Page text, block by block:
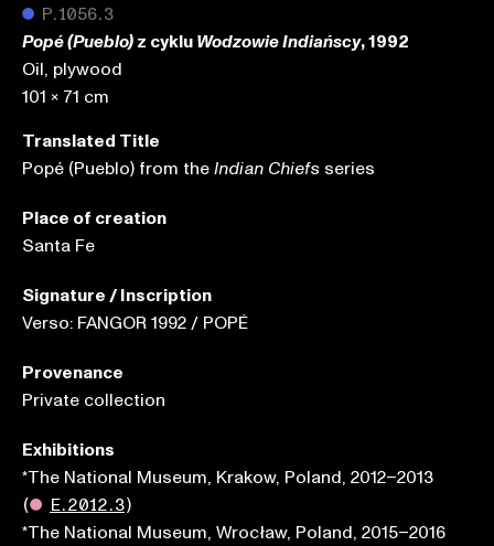
● P.1056.3
Popé (Pueblo) z cyklu Wodzowie Indiańscy, 1992
Oil, plywood
101 x 71 cm
Translated Title
Popé (Pueblo) from the Indian Chiefs series
Place of creation
Santa Fe
Signature / Inscription
Verso: FANGOR 1992 / POPÉ
Provenance
Private collection
Exhibitions
*The National Museum, Krakow, Poland, 2012–2013
(● E.2012.3)
*The National Museum, Wrocław, Poland, 2015–2016